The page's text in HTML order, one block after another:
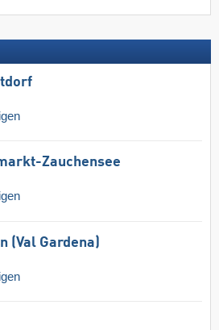
Zauchensee
(Val Gardena)